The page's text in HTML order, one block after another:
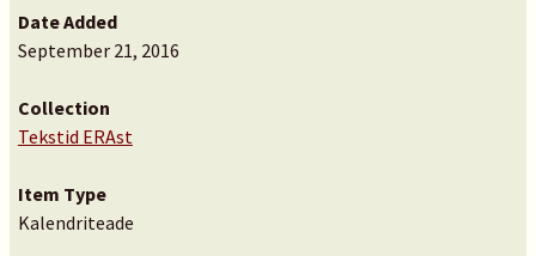
Date Added
September 21, 2016
Collection
Tekstid ERAst
Item Type
Kalendriteade